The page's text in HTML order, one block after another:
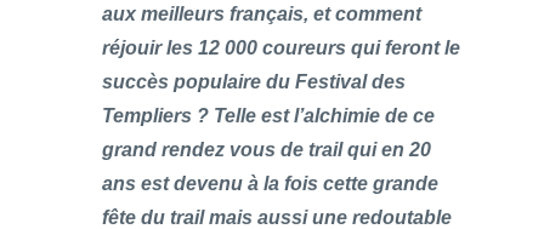
aux meilleurs français, et comment
réjouir les 12 000 coureurs qui feront le
succès populaire du Festival des
Templiers ? Telle est l’alchimie de ce
grand rendez vous de trail qui en 20
ans est devenu à la fois cette grande
fête du trail mais aussi une redoutable